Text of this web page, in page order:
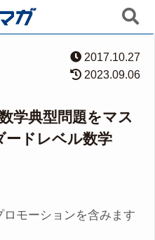
2017.10.27
2023.09.06
学典型問題をマス
ードレベル数学
ロモーションを含みます